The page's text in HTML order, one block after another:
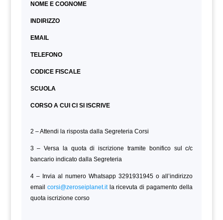
NOME E COGNOME
INDIRIZZO
EMAIL
TELEFONO
CODICE FISCALE
SCUOLA
CORSO A CUI CI SI ISCRIVE
2 – Attendi la risposta dalla Segreteria Corsi
3 – Versa la quota di iscrizione tramite bonifico sul c/c
bancario indicato dalla Segreteria
4 – Invia al numero Whatsapp 3291931945 o all’indirizzo
email corsi@zeroseiplanet.itla ricevuta di pagamento della
quota iscrizione corso